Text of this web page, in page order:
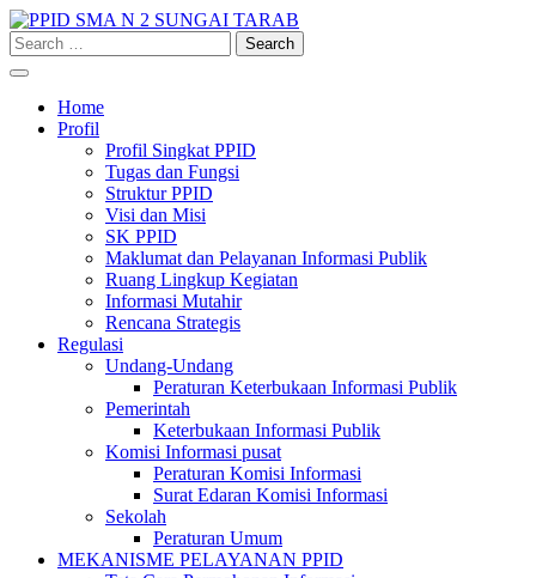
Skip
to
content
Search
for:
Home
Profil
Profil Singkat PPID
Tugas dan Fungsi
Struktur PPID
Visi dan Misi
SK PPID
Maklumat dan Pelayanan Informasi Publik
Ruang Lingkup Kegiatan
Informasi Mutahir
Rencana Strategis
Regulasi
Undang-Undang
Peraturan Keterbukaan Informasi Publik
Pemerintah
Keterbukaan Informasi Publik
Komisi Informasi pusat
Peraturan Komisi Informasi
Surat Edaran Komisi Informasi
Sekolah
Peraturan Umum
MEKANISME PELAYANAN PPID